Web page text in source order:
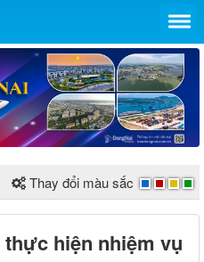
Thay đổi màu sắc
hiện nhiệm vụ